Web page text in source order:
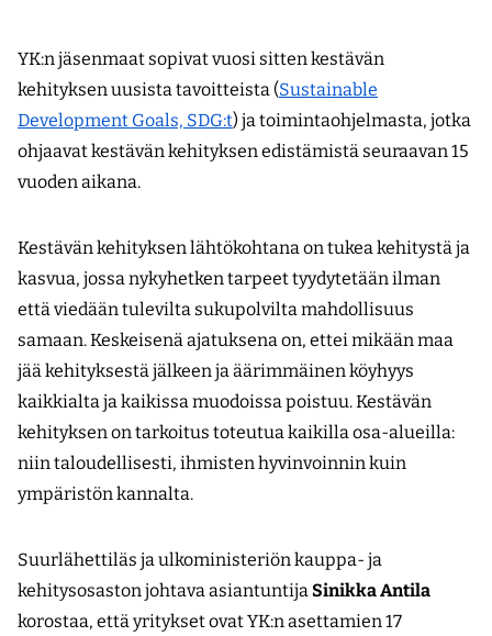
YK:n jäsenmaat sopivat vuosi sitten kestävän
kehityksen uusista tavoitteista (Sustainable
Development Goals, SDG:t) ja toimintaohjelmasta, jotka
ohjaavat kestävän kehityksen edistämistä seuraavan 15
vuoden aikana.
Kestävän kehityksen lähtökohtana on tukea kehitystä ja
kasvua, jossa nykyhetken tarpeet tyydytetään ilman
että viedään tulevilta sukupolvilta mahdollisuus
samaan. Keskeisenä ajatuksena on, ettei mikään maa
jää kehityksestä jälkeen ja äärimmäinen köyhyys
kaikkialta ja kaikissa muodoissa poistuu. Kestävän
kehityksen on tarkoitus toteutua kaikilla osa-alueilla:
niin taloudellisesti, ihmisten hyvinvoinnin kuin
ympäristön kannalta.
Suurlähettiläs ja ulkoministeriön kauppa- ja
kehitysosaston johtava asiantuntija Sinikka Antila
korostaa, että yritykset ovat YK:n asettamien 17